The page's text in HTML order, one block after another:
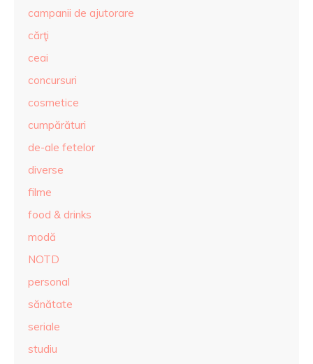
campanii de ajutorare
cărţi
ceai
concursuri
cosmetice
cumpărături
de-ale fetelor
diverse
filme
food & drinks
modă
NOTD
personal
sănătate
seriale
studiu